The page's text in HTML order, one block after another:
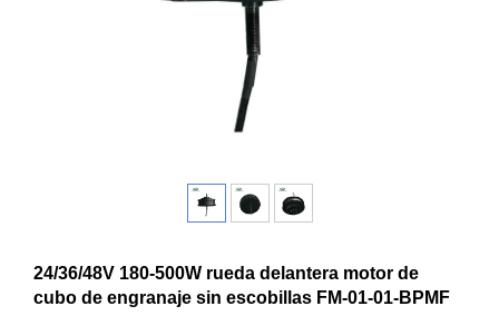
24/36/48V 180-500W rueda delantera motor de
cubo de engranaje sin escobillas FM-01-01-BPMF